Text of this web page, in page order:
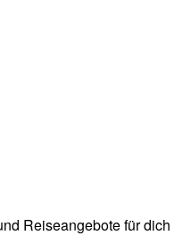
Reiseangebote für dich